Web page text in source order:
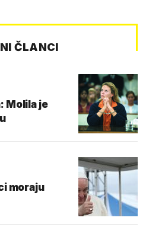
ČLANCI
Molila je
moraju